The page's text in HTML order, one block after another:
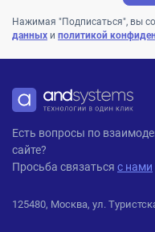
Нажимая "Подписаться", вы
данных и политикой
ANDPRO
Есть вопросы по
сайте?
Просьба связаться с нами
125480, Москва, ул.